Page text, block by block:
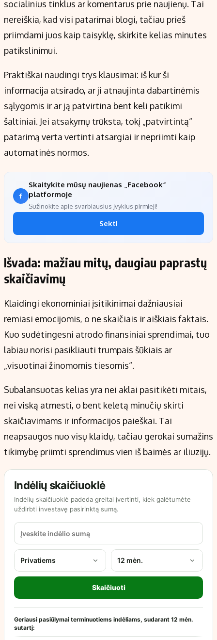
socialinius tinklus ar komentarus prie naujienų. Tai
nereiškia, kad visi patarimai blogi, tačiau prieš
priimdami juos kaip taisyklę, skirkite kelias minutes
patikslinimui.
Praktiškai naudingi trys klausimai: iš kur ši
informacija atsirado, ar ji atnaujinta dabartinėmis
sąlygomis ir ar ją patvirtina bent keli patikimi
šaltiniai. Jei atsakymų trūksta, tokį „patvirtintą“
patarimą verta vertinti atsargiai ir nepriimti kaip
automatinės normos.
Skaitykite mūsų naujienas „Facebook“
platformoje
Sužinokite apie svarbiausius įvykius pirmieji!
Sekti
Išvada: mažiau mitų, daugiau paprastų
skaičiavimų
Klaidingi ekonominiai įsitikinimai dažniausiai
remiasi emocijomis, o ne skaičiais ir aiškiais faktais.
Kuo sudėtingesni atrodo finansiniai sprendimai, tuo
labiau norisi pasikliauti trumpais šūkiais ar
„visuotinai žinomomis tiesomis“.
Subalansuotas kelias yra nei aklai pasitikėti mitais,
nei viską atmesti, o bent keletą minučių skirti
skaičiavimams ir informacijos paieškai. Tai
neapsaugos nuo visų klaidų, tačiau gerokai sumažins
tikimybę priimti sprendimus vien iš baimės ar iliuzijų.